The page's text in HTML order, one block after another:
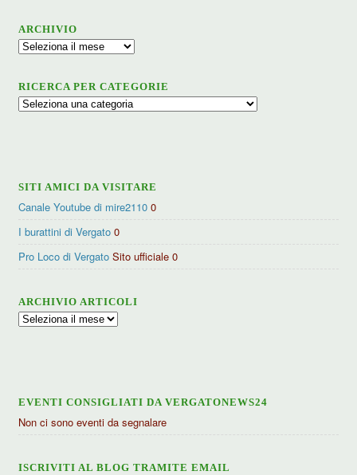
ARCHIVIO
Archivio
RICERCA PER CATEGORIE
Ricerca
SITI AMICI DA VISITARE
Canale Youtube di mire2110 0
I burattini di Vergato 0
Pro Loco di Vergato Sito ufficiale 0
ARCHIVIO ARTICOLI
Archivio
EVENTI CONSIGLIATI DA VERGATONEWS24
Non ci sono eventi da segnalare
ISCRIVITI AL BLOG TRAMITE EMAIL